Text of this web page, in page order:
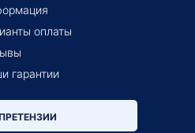
оплаты
гарантии
ПРЕТЕНЗИИ